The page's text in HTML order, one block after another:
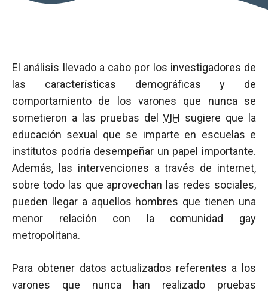
El análisis llevado a cabo por los investigadores de
las características demográficas y de
comportamiento de los varones que nunca se
sometieron a las pruebas delVIH sugiere que la
educación sexual que se imparte en escuelas e
institutos podría desempeñar un papel importante.
Además, las intervenciones a través de internet,
sobre todo las que aprovechan las redes sociales,
pueden llegar a aquellos hombres que tienen una
menor relación con la comunidad gay
metropolitana.
Para obtener datos actualizados referentes a los
varones que nunca han realizado pruebas